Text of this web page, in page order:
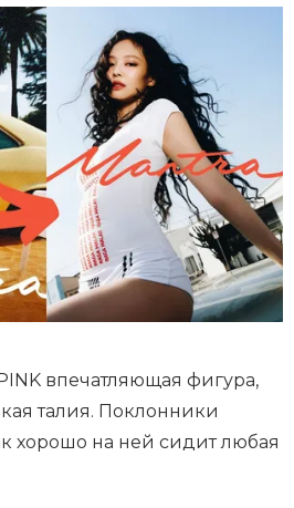
впечатляющая фигура,
талия. Поклонники
хорошо на ней сидит любая